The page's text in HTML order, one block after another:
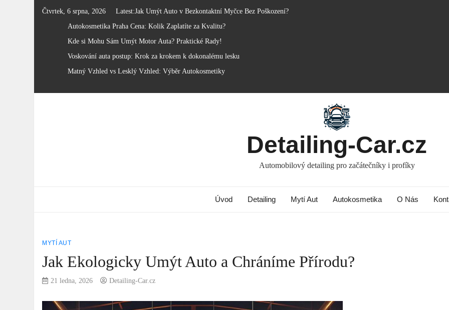
Skip
Čtvrtek, 6 srpna, 2026 Latest:Jak Umýt Auto v Bezkontaktní Myčce Bez Poškození?
Autokosmetika Praha Cena: Kolik Zaplatíte za Kvalitu?
Kde si Mohu Sám Umýt Motor Auta? Praktické Rady!
Voskování auta postup: Krok za krokem k dokonalému lesku
Matný Vzhled vs Lesklý Vzhled: Výběr Autokosmetiky
Detailing-Car.cz
Automobilový detailing pro začátečníky i profíky
Úvod Detailing Mytí Aut Autokosmetika O Nás
MYTÍ AUT
Jak Ekologicky Umýt Auto a Chráníme Přírodu?
21 ledna, 2026 Detailing-Car.cz